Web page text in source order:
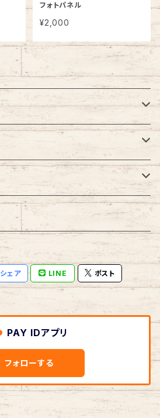
フォトパネル
¥2,000
シェア LINE ポスト
PAY IDアプリ
フォローする